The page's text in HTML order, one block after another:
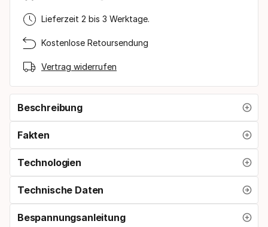
Lieferzeit 2 bis 3 Werktage.
Kostenlose Retoursendung
Vertrag widerrufen
Beschreibung
Fakten
Technologien
Technische Daten
Bespannungsanleitung